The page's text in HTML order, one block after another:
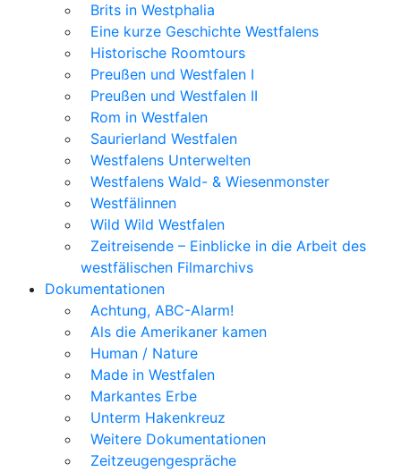
Brits in Westphalia
Eine kurze Geschichte Westfalens
Historische Roomtours
Preußen und Westfalen I
Preußen und Westfalen II
Rom in Westfalen
Saurierland Westfalen
Westfalens Unterwelten
Westfalens Wald- & Wiesenmonster
Westfälinnen
Wild Wild Westfalen
Zeitreisende – Einblicke in die Arbeit des
westfälischen Filmarchivs
Dokumentationen
Achtung, ABC-Alarm!
Als die Amerikaner kamen
Human / Nature
Made in Westfalen
Markantes Erbe
Unterm Hakenkreuz
Weitere Dokumentationen
Zeitzeugengespräche